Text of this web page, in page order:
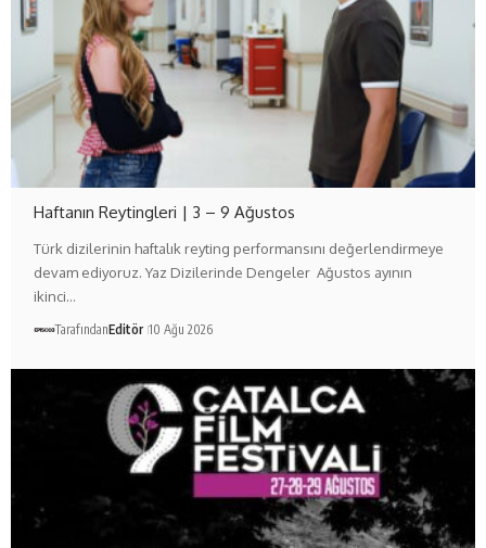
Haftanın Reytingleri | 3 – 9 Ağustos
Türk dizilerinin haftalık reyting performansını değerlendirmeye
devam ediyoruz. Yaz Dizilerinde Dengeler Ağustos ayının
ikinci…
TarafındanEditör 10 Ağu 2026